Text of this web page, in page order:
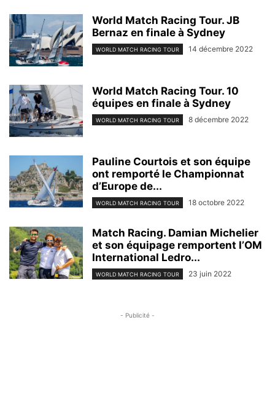
World Match Racing Tour. JB
Bernaz en finale à Sydney
WORLD MATCH RACING TOUR 14 décembre 2022
World Match Racing Tour. 10
équipes en finale à Sydney
WORLD MATCH RACING TOUR 8 décembre 2022
Pauline Courtois et son équipe
ont remporté le Championnat
d’Europe de...
WORLD MATCH RACING TOUR 18 octobre 2022
Match Racing. Damian Michelier
et son équipage remportent l’OM
International Ledro...
WORLD MATCH RACING TOUR 23 juin 2022
- Publicité -